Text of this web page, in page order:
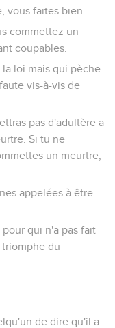
vous faites bien.
commettez un
coupables.
loi mais qui pèche
vis-à-vis de
pas d'adultère a
Si tu ne
un meurtre,
appelées à être
qui n'a pas fait
triomphe du
de dire qu'il a